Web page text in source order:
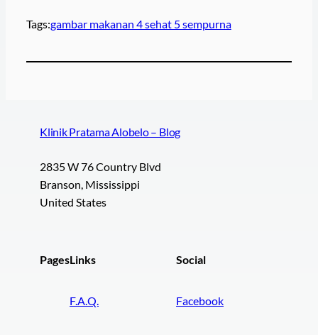
Tags:gambar makanan 4 sehat 5 sempurna
Klinik Pratama Alobelo – Blog
2835 W 76 Country Blvd
Branson, Mississippi
United States
PagesLinks
F.A.Q.
Social
Facebook